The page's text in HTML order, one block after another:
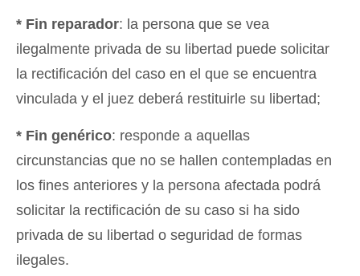
* Fin reparador: la persona que se vea
ilegalmente privada de su libertad puede solicitar
la rectificación del caso en el que se encuentra
vinculada y el juez deberá restituirle su libertad;
* Fin genérico: responde a aquellas
circunstancias que no se hallen contempladas en
los fines anteriores y la persona afectada podrá
solicitar la rectificación de su caso si ha sido
privada de su libertad o seguridad de formas
ilegales.